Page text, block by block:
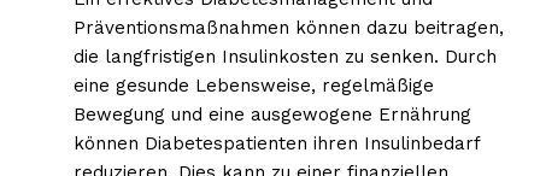
Präventionsmaßnahmen können dazu beitragen,
die langfristigen Insulinkosten zu senken. Durch
eine gesunde Lebensweise, regelmäßige
Bewegung und eine ausgewogene Ernährung
können Diabetespatienten ihren Insulinbedarf